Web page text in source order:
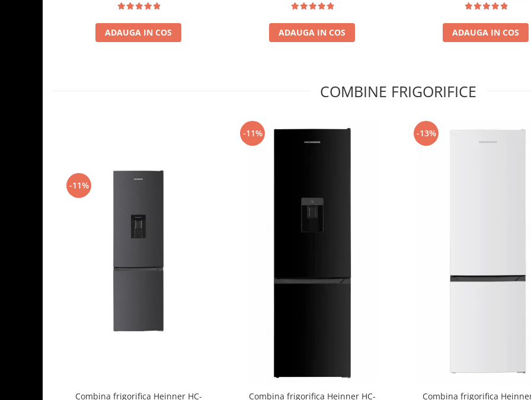
ADAUGA IN COS ADAUGA IN COS
frigider, 3 sertare
reversibila
ADAUGA IN COS
COMBINE FRIGORIFICE
-11%
Combina frigorifica Heinner HC-
-11%
Combina frigorifica Heinner HC-
-13%
Combina frigorifica